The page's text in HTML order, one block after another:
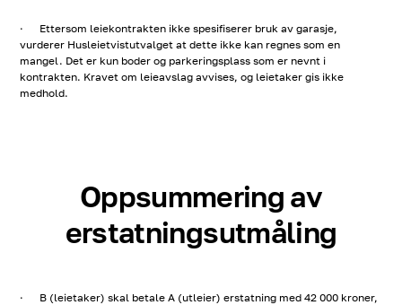
· Ettersom leiekontrakten ikke spesifiserer bruk av garasje,
vurderer Husleietvistutvalget at dette ikke kan regnes som en
mangel. Det er kun boder og parkeringsplass som er nevnt i
kontrakten. Kravet om leieavslag avvises, og leietaker gis ikke
medhold.
Oppsummering av
erstatningsutmåling
· B (leietaker) skal betale A (utleier) erstatning med 42 000 kroner,